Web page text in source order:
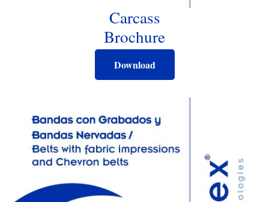
Carcass
Brochure
Download